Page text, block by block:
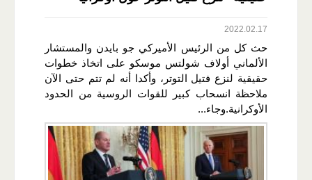
2022.02.17
حث كل من الرئيس الأميركي جو بايدن والمستشار
الألماني أولاف شولتس موسكو على اتخاذ خطوات
حقيقية لنزع فتيل التوتر، وأكدا أنه لم تتم حتى الآن
ملاحظة انسحاب كبير للقوات الروسية من الحدود
الأوكرانية.وجاء...